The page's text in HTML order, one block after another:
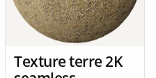
Texture terre 2K